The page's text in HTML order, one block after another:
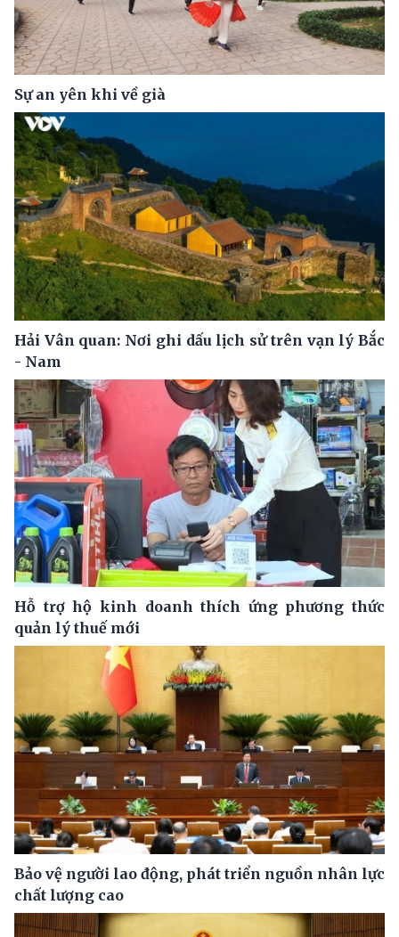
Sự an yên khi về già
Hải Vân quan: Nơi ghi dấu lịch sử trên vạn lý Bắc
- Nam
Hỗ trợ hộ kinh doanh thích ứng phương thức
quản lý thuế mới
Bảo vệ người lao động, phát triển nguồn nhân lực
chất lượng cao